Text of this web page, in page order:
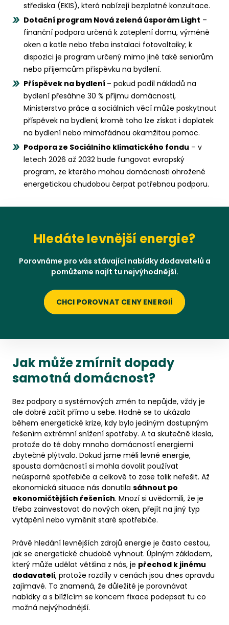
střediska (EKIS), která nabízejí bezplatné konzultace.
Dotační program Nová zelená úsporám Light –
finanční podpora určená k zateplení domu, výměně
oken a kotle nebo třeba instalaci fotovoltaiky; k
dispozici je program určený mimo jiné také seniorům
nebo příjemcům příspěvku na bydlení.
Příspěvek na bydlení – pokud podíl nákladů na
bydlení přesáhne 30 % příjmu domácnosti,
Ministerstvo práce a sociálních věcí může poskytnout
příspěvek na bydlení; kromě toho lze získat i doplatek
na bydlení nebo mimořádnou okamžitou pomoc.
Podpora ze Sociálního klimatického fondu – v
letech 2026 až 2032 bude fungovat evropský
program, ze kterého mohou domácnosti ohrožené
energetickou chudobou čerpat potřebnou podporu.
Hledáte levnější energie?
Porovnáme pro vás stávající nabídky dodavatelů a
pomůžeme najít tu nejvýhodnější.
CHCI POROVNAT CENY ENERGIÍ
Jak může zmírnit dopady
samotná domácnost?
Bez podpory a systémových změn to nepůjde, vždy je
ale dobré začít přímo u sebe. Hodně se to ukázalo
během energetické krize, kdy bylo jediným dostupným
řešením extrémní snížení spotřeby. A ta skutečně klesla,
protože do té doby mnoho domácností energiemi
zbytečně plýtvalo. Dokud jsme měli levné energie,
spousta domácností si mohla dovolit používat
neúsporné spotřebiče a celkově to zase tolik neřešit. Až
ekonomická situace nás donutila sáhnout po
ekonomičtějších řešeních. Mnozí si uvědomili, že je
třeba zainvestovat do nových oken, přejít na jiný typ
vytápění nebo vyměnit staré spotřebiče.
Právě hledání levnějších zdrojů energie je často cestou,
jak se energetické chudobě vyhnout. Úplným základem,
který může udělat většina z nás, je přechod k jinému
dodavateli, protože rozdíly v cenách jsou dnes opravdu
zajímavé. To znamená, že důležité je porovnávat
nabídky a s blížícím se koncem fixace podepsat tu co
možná nejvýhodnější.